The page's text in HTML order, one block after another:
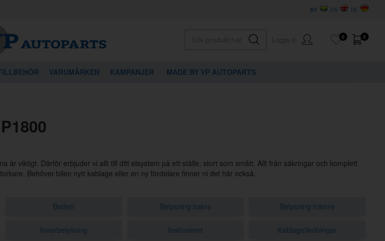
DE
EN
SV
0
0
VARUMÄRKEN KAMPANJER MADE BY VP AUTOPARTS
är viktigt. Därför erbjuder vi allt till ditt elsystem på ett ställe, stort som smått. Allt från säkringar och komplett
Behöver bilen nytt kablage eller en ny fördelare finner ni det här också.
Batteri Belysning bakre Belysning främre
Innerbelysning Instrument Kablage/ledningar